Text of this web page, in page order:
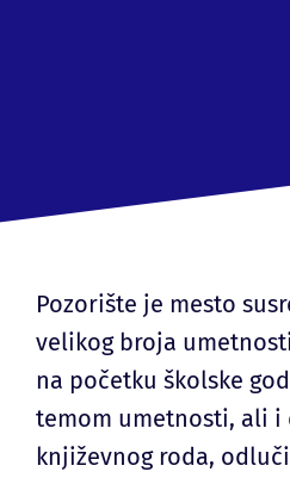
Pozorište je mesto
velikog broja
na početku školske
temom umetnosti, ali i
književnog roda,